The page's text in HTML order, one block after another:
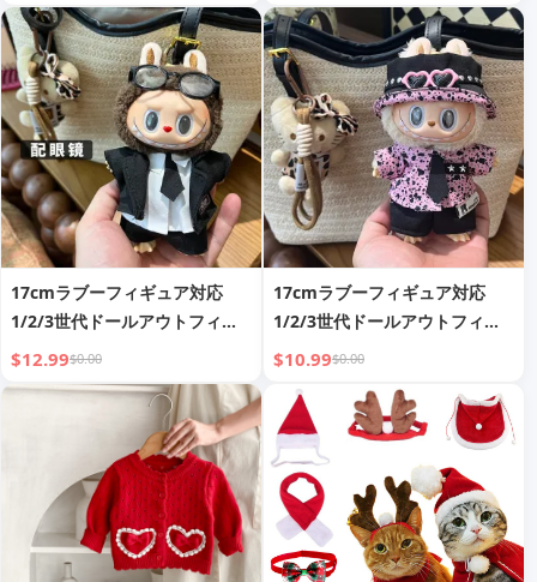
ガネ、靴は含まれません。
ガネ、靴は含まれません。
17cmラブーフィギュア対応
1/2/3世代ドールアウトフィッ
ト コスチュームドレス 衣装の
み 衣装セットのみ - ドール、メ
ガネ、靴は含まれません。
$12.99$0.00
17cmラブーフィギュア対応
1/2/3世代ドールアウトフィッ
ト コスチュームドレス 衣装の
ガネ、靴は含まれません。
$10.99$0.00